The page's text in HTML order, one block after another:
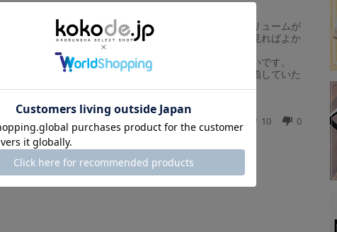
のですが、この商品はネックラインが狭くて、袖のボリュームが
らみる印象とは違うなぁと思いました。もっと慎重に見ればよか
のは、返品不可なのに写真が少なすぎで、想像しづらいです。
リスクが高いです。どうかもう少し、親切なサイトを目指していた
このレビューは参考になりましたか？ 10 0